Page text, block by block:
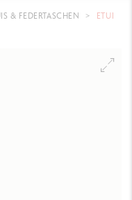
& FEDERTASCHEN
ETUI